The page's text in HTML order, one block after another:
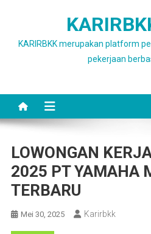
KARIRBKK merupakan platform
pekerjaan
LOWONGAN
2025 PT YAMAHA
TERBARU
Mei 30, 2025 Karirbkk